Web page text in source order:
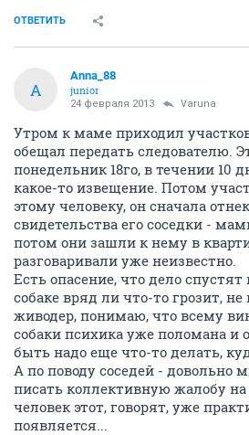
ОТВЕТИТЬ
A
Anna_88
junior
24 февраля 2013 Varuna
Утром к маме приходил
обещал передать следователю.
понедельник 18го, в течении 10
какое-то извещение. Потом
этому человеку, он сначала
свидетельства его соседки -
потом они зашли к нему в
разговаривали уже неизвестно.
Есть опасение, что дело
собаке вряд ли что-то грозит,
живодер, понимаю, что всему
собаки психика уже поломана и
быть надо еще что-то делать,
А по поводу соседей - довольно
писать коллективную жалобу на
человек этот, говорят, уже
появляется...